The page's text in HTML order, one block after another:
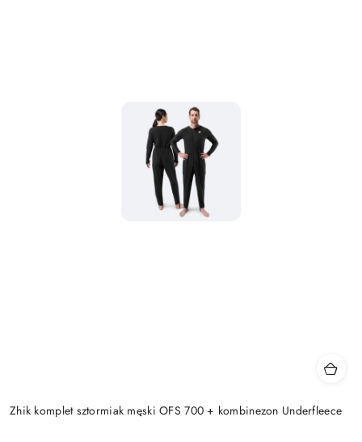
Zhik komplet sztormiak męski OFS 700 + kombinezon Underfleece